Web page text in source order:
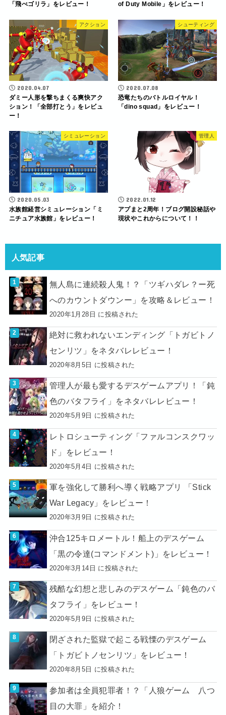
「飛べゴリラ」をレビュー！ of Duty Mobile」をレビュー！
アクション
2020.04.07
ダミー人形を撃ちまくる爽快アク
ション！「全部打とう」をレビュ
ー！
シューティング
2020.07.08
恐竜たちのバトルロイヤル！
「dino squad」をレビュー！
シミュレーション
2020.05.03
水族館経営シミュレーション「ミ
ニチュア水族館」をレビュー！
管理人
2022.01.12
アプまと2周年！ブログ開設秘話や
現状やこれからについて！！
人気記事
無人島に連続殺人鬼！？「ツギハダレ？ー死
へのカウントダウンー」を攻略＆レビュー！
2020年1月28日 に投稿された
絶対に救われないエンディング「トガビトノ
センリツ」をネタバレレビュー！
2020年8月5日 に投稿された
管理人が最も愛するデスゲームアプリ！「鈍
色のバタフライ」をネタバレレビュー！
2020年5月9日 に投稿された
レトロシューティング「ファルコンスクワッ
ド」をレビュー！
2020年5月4日 に投稿された
軍を強化して勝利へ導く戦略アプリ 「Stick
War Legacy」をレビュー！
2020年3月9日 に投稿された
沖合125キロメートル！船上のデスゲーム
「黒の令達(コマンドメント)」をレビュー！
2020年3月14日 に投稿された
残酷な幻想と悲しみのデスゲーム「鈍色のバ
タフライ」をレビュー！
2020年5月9日 に投稿された
閉ざされた監獄で起こる戦慄のデスゲーム
「トガビトノセンリツ」をレビュー！
2020年8月5日 に投稿された
参加者は全員犯罪者！？「人狼ゲーム 八つ
目の大罪」を紹介！